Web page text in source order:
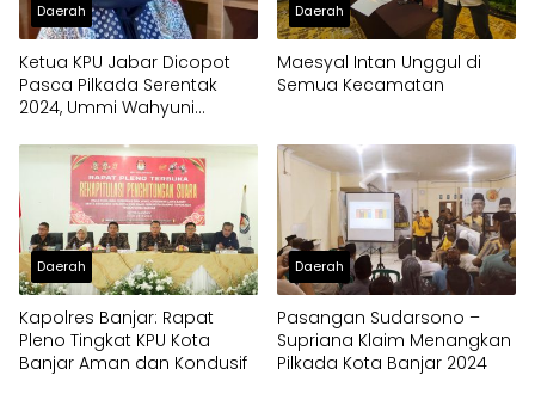
Daerah
Ketua KPU Jabar Dicopot
Pasca Pilkada Serentak
2024, Ummi Wahyuni
Daerah
Maesyal Intan Unggul di
Semua Kecamatan
Daerah
Kapolres Banjar: Rapat
Pleno Tingkat KPU Kota
Banjar Aman dan Kondusif
Daerah
Pasangan Sudarsono –
Supriana Klaim Menangkan
Pilkada Kota Banjar 2024